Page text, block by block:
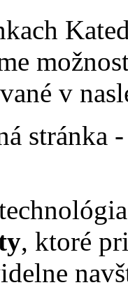
v
stránka
, ktoré